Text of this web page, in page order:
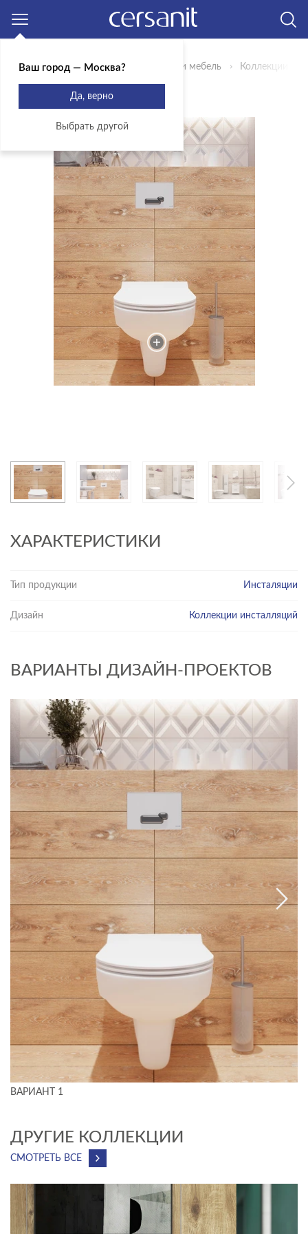
Главная Продукты Сантехника и мебель Коллекции
КОЛЛЕКЦИЯ ACTIS
ХАРАКТЕРИСТИКИ
Тип продукции Инсталяции
Дизайн Коллекции инсталляций
ВАРИАНТЫ ДИЗАЙН-ПРОЕКТОВ
ВАРИАНТ 1
ДРУГИЕ КОЛЛЕКЦИИ
СМОТРЕТЬ ВСЕ
Ваш город — Москва?
Да, верно
Выбрать другой